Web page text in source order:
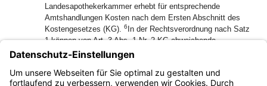
Landesapothekerkammer erhebt für entsprechende
Amtshandlungen Kosten nach dem Ersten Abschnitt des
Kostengesetzes (KG). 6 In der Rechtsverordnung nach Satz
1 können von Art. 3 Abs. 1 Nr. 2 KG abweichende
Regelungen getroffen werden.
Verwarnungsgelder, die von der Landesapothekerkammer
bei der Wahrnehmung der ihr übertragenen Aufgaben